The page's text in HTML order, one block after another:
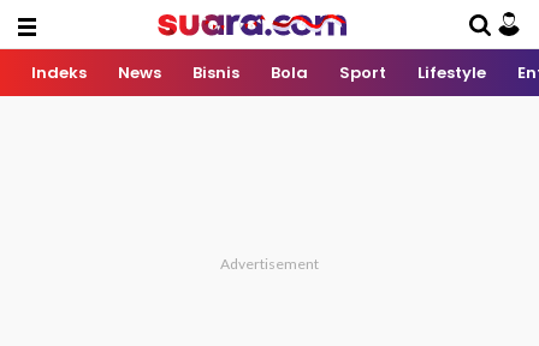
Indeks News Bisnis Bola Sport Lifestyle